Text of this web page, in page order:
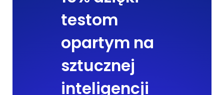
testom
opartym na
sztucznej
inteligencji